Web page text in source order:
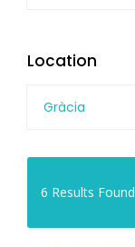
Location
Gràcia
6 Results Found